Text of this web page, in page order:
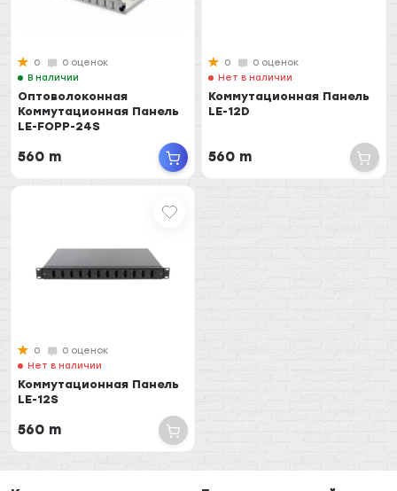
0
0 оценок
В наличии
Оптоволоконная
Коммутационная Панель
LE-FOPP-24S
560 m
0
0 оценок
Нет в наличии
Коммутационная Панель
LE-12D
560 m
0
0 оценок
Нет в наличии
Коммутационная Панель
LE-12S
560 m